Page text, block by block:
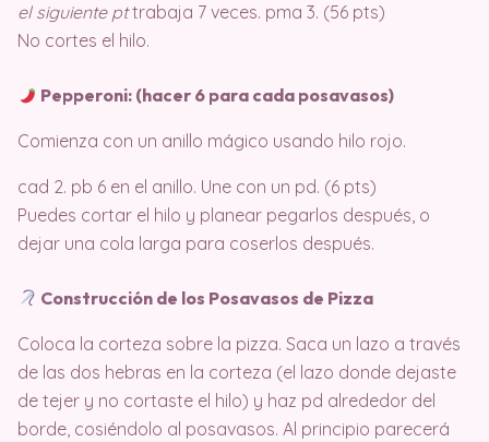
el siguiente pttrabaja 7 veces. pma 3. (56 pts)
No cortes el hilo.
Pepperoni: (hacer 6 para cada posavasos)
Comienza con un anillo mágico usando hilo rojo.
cad 2. pb 6 en el anillo. Une con un pd. (6 pts)
Puedes cortar el hilo y planear pegarlos después, o
dejar una cola larga para coserlos después.
Construcción de los Posavasos de Pizza
Coloca la corteza sobre la pizza. Saca un lazo a través
de las dos hebras en la corteza (el lazo donde dejaste
de tejer y no cortaste el hilo) y haz pd alrededor del
borde, cosiéndolo al posavasos. Al principio parecerá